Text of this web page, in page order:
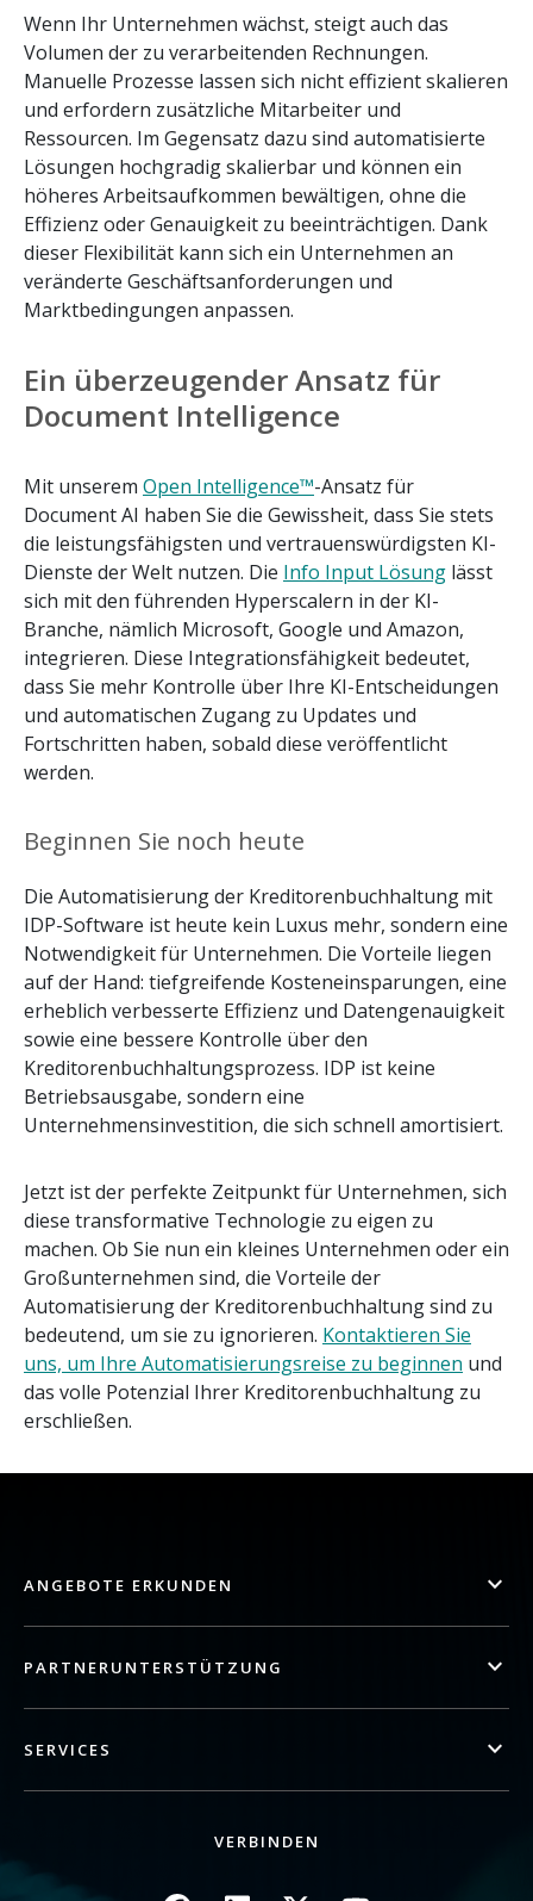
Wenn Ihr Unternehmen wächst, steigt auch das
Volumen der zu verarbeitenden Rechnungen.
Manuelle Prozesse lassen sich nicht effizient skalieren
und erfordern zusätzliche Mitarbeiter und
Ressourcen. Im Gegensatz dazu sind automatisierte
Lösungen hochgradig skalierbar und können ein
höheres Arbeitsaufkommen bewältigen, ohne die
Effizienz oder Genauigkeit zu beeinträchtigen. Dank
dieser Flexibilität kann sich ein Unternehmen an
veränderte Geschäftsanforderungen und
Marktbedingungen anpassen.
Ein überzeugender Ansatz für
Document Intelligence
Mit unserem Open Intelligence™-Ansatz für
Document AI haben Sie die Gewissheit, dass Sie stets
die leistungsfähigsten und vertrauenswürdigsten KI-
Dienste der Welt nutzen. Die Info Input Lösung lässt
sich mit den führenden Hyperscalern in der KI-
Branche, nämlich Microsoft, Google und Amazon,
integrieren. Diese Integrationsfähigkeit bedeutet,
dass Sie mehr Kontrolle über Ihre KI-Entscheidungen
und automatischen Zugang zu Updates und
Fortschritten haben, sobald diese veröffentlicht
werden.
Beginnen Sie noch heute
Die Automatisierung der Kreditorenbuchhaltung mit
IDP-Software ist heute kein Luxus mehr, sondern eine
Notwendigkeit für Unternehmen. Die Vorteile liegen
auf der Hand: tiefgreifende Kosteneinsparungen, eine
erheblich verbesserte Effizienz und Datengenauigkeit
sowie eine bessere Kontrolle über den
Kreditorenbuchhaltungsprozess. IDP ist keine
Betriebsausgabe, sondern eine
Unternehmensinvestition, die sich schnell amortisiert.
Jetzt ist der perfekte Zeitpunkt für Unternehmen, sich
diese transformative Technologie zu eigen zu
machen. Ob Sie nun ein kleines Unternehmen oder ein
Großunternehmen sind, die Vorteile der
Automatisierung der Kreditorenbuchhaltung sind zu
bedeutend, um sie zu ignorieren. Kontaktieren Sie
uns, um Ihre Automatisierungsreise zu beginnen und
das volle Potenzial Ihrer Kreditorenbuchhaltung zu
erschließen.
ANGEBOTE ERKUNDEN
PARTNERUNTERSTÜTZUNG
SERVICES
VERBINDEN